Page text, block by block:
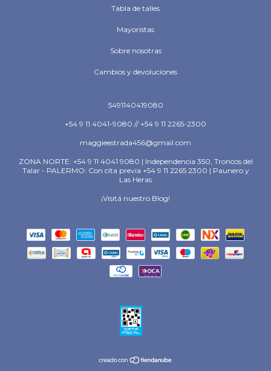
Tabla de talles
Mayoristas
Sobre nosotras
Cambios y devoluciones
5491140419080
+54 9 11 4041-9080 // +54 9 11 2265-2300
maggieestrada456@gmail.com
ZONA NORTE: +54 9 11 4041 9080 | Independencia 350, Troncos del
Talar - PALERMO: Con cita previa +54 9 11 2265 2300 | Paunero y
Las Heras
¡Visitá nuestro Blog!